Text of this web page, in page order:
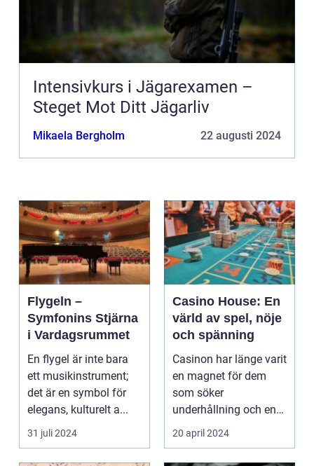
Intensivkurs i Jägarexamen –
Steget Mot Ditt Jägarliv
Mikaela Bergholm 22 augusti 2024
Flygeln –
Symfonins Stjärna
i Vardagsrummet
En flygel är inte bara
ett musikinstrument;
det är en symbol för
elegans, kulturelt a...
31 juli 2024
Casino House: En
värld av spel, nöje
och spänning
Casinon har länge varit
en magnet för dem
som söker
underhållning och en
chans ...
20 april 2024